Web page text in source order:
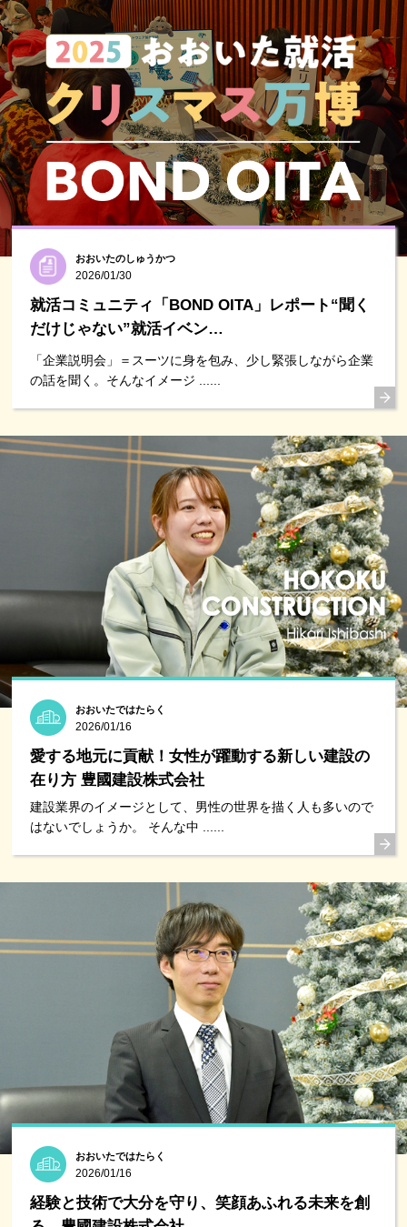
おおいたのしゅうかつ
2026/01/30
就活コミュニティ「BOND OITA」レポート“聞く
だけじゃない”就活イベン…
「企業説明会」＝スーツに身を包み、少し緊張しながら企業
の話を聞く。そんなイメージ ......
おおいたではたらく
2026/01/16
愛する地元に貢献！女性が躍動する新しい建設の
在り方 豊國建設株式会社
建設業界のイメージとして、男性の世界を描く人も多いので
はないでしょうか。 そんな中 ......
おおいたではたらく
2026/01/16
経験と技術で大分を守り、笑顔あふれる未来を創